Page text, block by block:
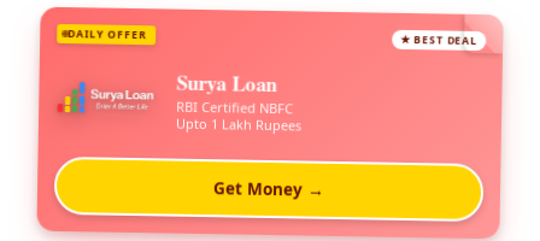
DAILY OFFER ★ BEST DEAL
Surya Loan
RBI Certified NBFC
Upto 1 Lakh Rupees
Get Money →